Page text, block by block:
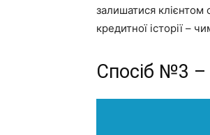
залишатися клієнтом
кредитної історії –
Спосіб №3 –